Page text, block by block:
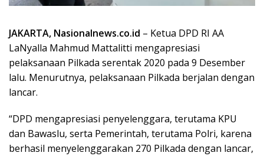
JAKARTA, Nasionalnews.co.id – Ketua DPD RI AA
LaNyalla Mahmud Mattalitti mengapresiasi
pelaksanaan Pilkada serentak 2020 pada 9 Desember
lalu. Menurutnya, pelaksanaan Pilkada berjalan dengan
lancar.
“DPD mengapresiasi penyelenggara, terutama KPU
dan Bawaslu, serta Pemerintah, terutama Polri, karena
berhasil menyelenggarakan 270 Pilkada dengan lancar,